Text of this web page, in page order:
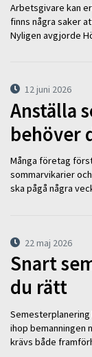
Arbetsgivare kan
finns några saker
Nyligen avgjorde
12 juni 2026
Anställa
behöver
Många företag
sommarvikarier
ska pågå några
22 maj 2026
Snart
du rätt
Semesterplanering
ihop bemanningen
krävs både